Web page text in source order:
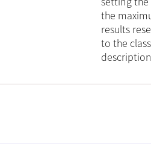
the
results
to the